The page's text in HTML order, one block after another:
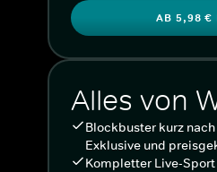
AB 5,98 €
Alles von
Blockbuster kurz
Exklusive und
Kompletter Live-Sport